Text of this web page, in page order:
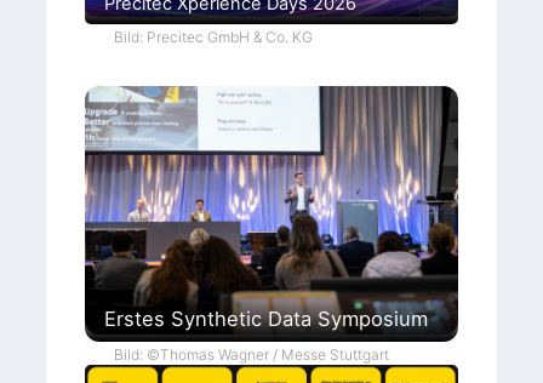
Bild: Precitec GmbH & Co. KG
Erstes Synthetic Data Symposium
Bild: ©Thomas Wagner / Messe Stuttgart